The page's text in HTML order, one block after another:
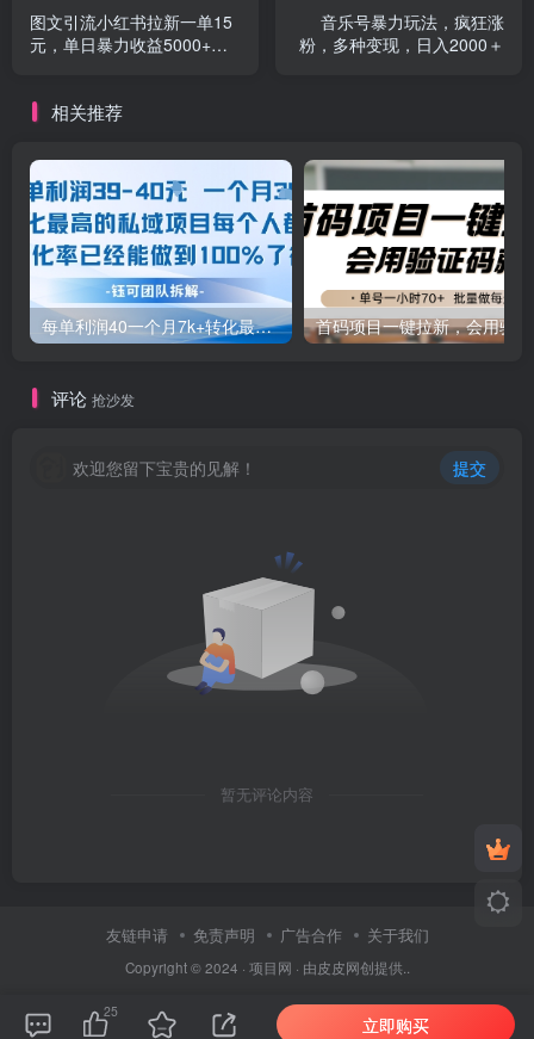
图文引流小红书拉新一单15
元，单日暴力收益5000+，
音乐号暴力玩法，疯狂涨
粉，多种变现，日入2000＋
相关推荐
每单利润40一个月7k+转化最高的私域项目，每个人都要的产品转化率已经能做到100%
评论 抢沙发
欢迎您留下宝贵的见解！ 提交
暂无评论内容
友链申请 免责声明 广告合作 关于我们
Copyright © 2024 · 项目网 · 由皮皮网创提供..
25
立即购买